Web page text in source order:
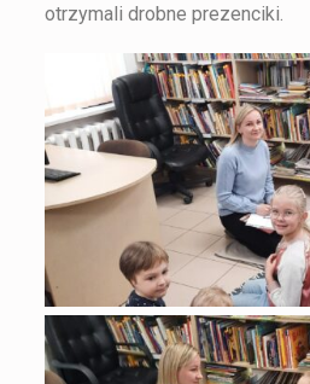
otrzymali drobne prezenciki.